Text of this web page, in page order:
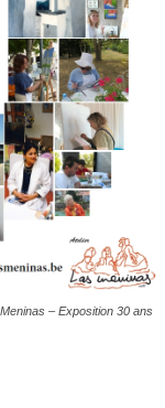
– Exposition 30 ans